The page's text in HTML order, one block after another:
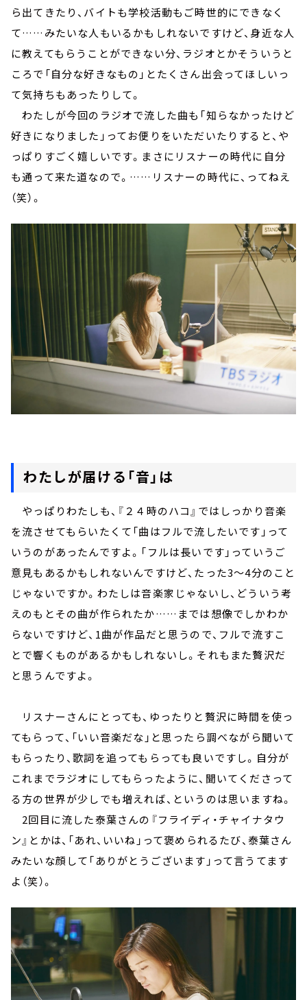
ら出てきたり、バイトも学校活動もご時世的にできなく
て……みたいな人もいるかもしれないですけど、身近な人
に教えてもらうことができない分、ラジオとかそういうと
ころで「自分な好きなもの」とたくさん出会ってほしいっ
て気持ちもあったりして。
わたしが今回のラジオで流した曲も「知らなかったけど
好きになりました」ってお便りをいただいたりすると、や
っぱりすごく嬉しいです。まさにリスナーの時代に自分
も通って来た道なので。……リスナーの時代に、ってねえ
（笑）。
わたしが届ける「音」は
やっぱりわたしも、『２４時のハコ』ではしっかり音楽
を流させてもらいたくて「曲はフルで流したいです」って
いうのがあったんですよ。「フルは長いです」っていうご
意見もあるかもしれないんですけど、たった3～4分のこと
じゃないですか。わたしは音楽家じゃないし、どういう考
えのもとその曲が作られたか……までは想像でしかわか
らないですけど、1曲が作品だと思うので、フルで流すこ
とで響くものがあるかもしれないし。それもまた贅沢だ
と思うんですよ。
リスナーさんにとっても、ゆったりと贅沢に時間を使っ
てもらって、「いい音楽だな」と思ったら調べながら聞いて
もらったり、歌詞を追ってもらっても良いですし。自分が
これまでラジオにしてもらったように、聞いてくださって
る方の世界が少しでも増えれば、というのは思いますね。
2回目に流した泰葉さんの『フライディ・チャイナタウ
ン』とかは、「あれ、いいね」って褒められるたび、泰葉さん
みたいな顔して「ありがとうございます」って言うてます
よ（笑）。